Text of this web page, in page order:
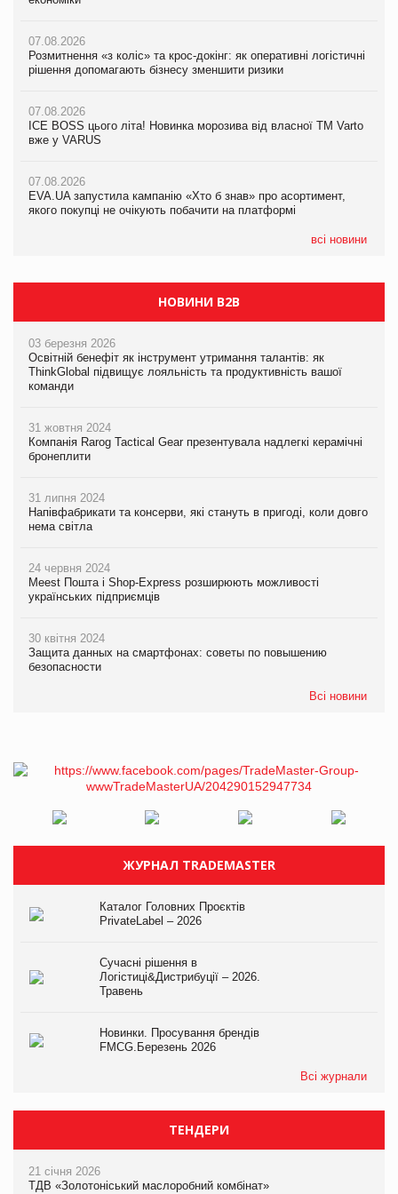
07.08.2026
Розмитнення «з коліс» та крос-докінг: як оперативні логістичні
рішення допомагають бізнесу зменшити ризики
07.08.2026
ICE BOSS цього літа! Новинка морозива від власної ТМ Varto
вже у VARUS
07.08.2026
EVA.UA запустила кампанію «Хто б знав» про асортимент,
якого покупці не очікують побачити на платформі
всі новини
07.08.2026
EVA.UA запустила кампанію «Хто б знав» про асортимент,
06.08.2026
Смачна новинка для хвостатих: у VARUS з’явилися паучі
05.08.2026
Мережа супермаркетів VARUS купує мережу магазинів
07.08.2026
Kraft Heinz скоротила збиток у першому півріччі
Продажі Hugo Boss впали на 9%
НОВИНИ B2B
03 березня 2026
Освітній бенефіт як інструмент утримання талантів: як
ThinkGlobal підвищує лояльність та продуктивність вашої
команди
31 жовтня 2024
Компанія Rarog Tactical Gear презентувала надлегкі керамічні
бронеплити
31 липня 2024
Напівфабрикати та консерви, які стануть в пригоді, коли довго
нема світла
24 червня 2024
Meest Пошта і Shop-Express розширюють можливості
українських підприємців
30 квітня 2024
Защита данных на смартфонах: советы по повышению
безопасности
Всі новини
ЖУРНАЛ TRADEMASTER
Каталог Головних Проєктів
PrivateLabel – 2026
Сучасні рішення в
Логістиці&Дистрибуції – 2026.
Травень
Новинки. Просування брендів
FMCG.Березень 2026
Всі журнали
ТЕНДЕРИ
21 січня 2026
ТДВ «Золотоніський маслоробний комбінат»